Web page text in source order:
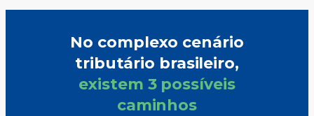
No complexo cenário
tributário brasileiro,
existem 3 possíveis
caminhos